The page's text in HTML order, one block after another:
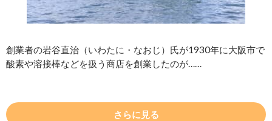
創業者の岩谷直治（いわたに・なおじ）氏が1930年に大阪市で
酸素や溶接棒などを扱う商店を創業したのが……
さらに見る